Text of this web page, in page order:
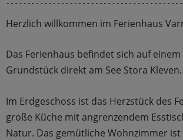
Herzlich willkommen im Ferienhaus
Das Ferienhaus befindet sich auf
Grundstück direkt am See Stora Kleven.
Im Erdgeschoss ist das Herzstück des
große Küche mit angrenzendem
Natur. Das gemütliche Wohnzimmer